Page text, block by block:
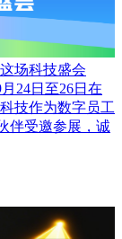
场科技盛会
24日至26日在
技作为数字员工
伴受邀参展，诚